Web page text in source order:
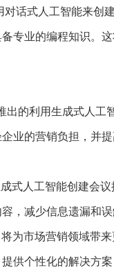
话式人工智能来创
专业的编程知识。
出的利用生成式人工
业的营销负担，并提
式人工智能创建会
，减少信息遗漏和误
为市场营销领域带
供个性化的解决方